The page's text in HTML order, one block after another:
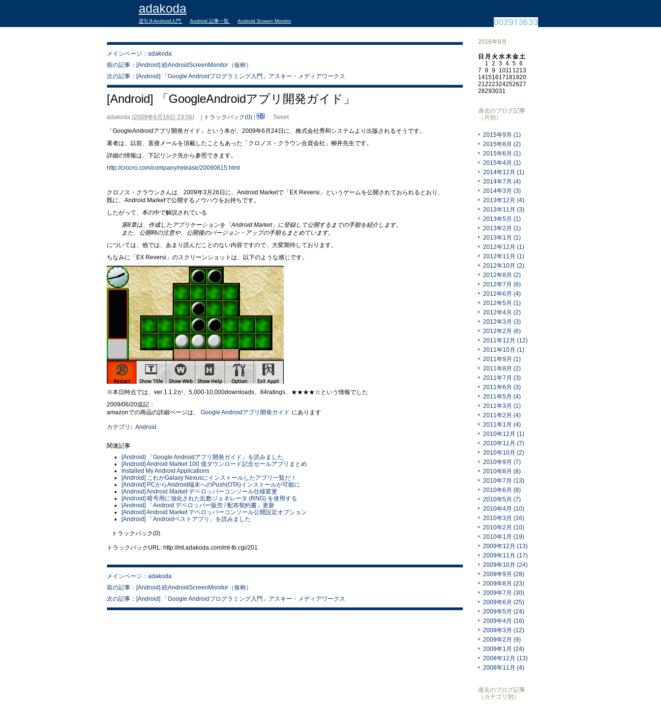
adakoda
逆引きAndroid入門 Android 記事一覧 Android Screen Monitor
メインページ：adakoda
前の記事：[Android] 続AndroidScreenMonitor（仮称）
次の記事：[Android] 「Google Androidプログラミング入門」アスキー・メディアワークス
[Android] 「GoogleAndroidアプリ開発ガイド」
adakoda (2009年6月16日 23:56) トラックバック(0)
Tweet
「GoogleAndroidアプリ開発ガイド」という本が、2009年6月24日に、株式会社秀和システムより出版されるそうです。
著者は、以前、直接メールを頂戴したこともあった「クロノス・クラウン合資会社」柳井先生です。
詳細の情報は、下記リンク先から参照できます。
http://crocro.com/company/release/20090615.html
クロノス・クラウンさんは、2009年3月26日に、Android Marketで「EX Reversi」というゲームを公開されておられるとおり、
既に、Android Marketで公開するノウハウをお持ちです。
したがって、本の中で解説されている
第8章は、作成したアプリケーションを「Android Market」に登録して公開するまでの手順を紹介します。
また、公開時の注意や、公開後のバージョン・アップの手順もまとめています。
については、他では、あまり読んだことのない内容ですので、大変期待しております。
ちなみに「EX Reversi」のスクリーンショットは、以下のような感じです。
※本日時点では、ver 1.1.2が、5,000-10,000downloads、84ratings、★★★★☆という情報でした
2009/06/20追記：
amazonでの商品の詳細ページは、 Google Androidアプリ開発ガイド にあります
カテゴリ : Android
関連記事
[Android] 「Google Androidアプリ開発ガイド」を読みました
[Android] Android Market 100 億ダウンロード記念セールアプリまとめ
Installed My Android Applications
[Android] これがGalaxy Nexusにインストールしたアプリ一覧だ！
[Android] PCからAndroid端末へのPush(OTA)インストールが可能に
[Android] Android Market デベロッパーコンソール仕様変更
[Android] 暗号用に強化された乱数ジェネレータ (RNG) を使用する
[Android] 「Android デベロッパー販売 / 配布契約書」更新
[Android] Android Market デベロッパーコンソール公開設定オプション
[Android] 「Androidベストアプリ」を読みました
トラックバック(0)
トラックバックURL: http://mt.adakoda.com/mt-tb.cgi/201
メインページ：adakoda
前の記事：[Android] 続AndroidScreenMonitor（仮称）
次の記事：[Android] 「Google Androidプログラミング入門」アスキー・メディアワークス
2016年8月
日 月 火 水木金土
1 2 3 4 5 6
7 8 9 1011 1213
14151617181920
21222324252627
28293031
過去のブログ記事
（月別）
2015年9月 (1)
2015年8月 (2)
2015年6月 (1)
2015年4月 (1)
2014年12月 (1)
2014年7月 (4)
2014年3月 (3)
2013年12月 (4)
2013年11月 (3)
2013年5月 (1)
2013年2月 (1)
2013年1月 (1)
2012年12月 (1)
2012年11月 (1)
2012年10月 (2)
2012年8月 (2)
2012年7月 (6)
2012年6月 (4)
2012年5月 (1)
2012年4月 (2)
2012年3月 (3)
2012年2月 (6)
2011年12月 (12)
2011年10月 (1)
2011年9月 (1)
2011年8月 (2)
2011年7月 (3)
2011年6月 (3)
2011年5月 (4)
2011年3月 (1)
2011年2月 (4)
2011年1月 (4)
2010年12月 (1)
2010年11月 (7)
2010年10月 (2)
2010年9月 (7)
2010年8月 (8)
2010年7月 (13)
2010年6月 (8)
2010年5月 (7)
2010年4月 (10)
2010年3月 (16)
2010年2月 (10)
2010年1月 (19)
2009年12月 (13)
2009年11月 (17)
2009年10月 (24)
2009年9月 (28)
2009年8月 (23)
2009年7月 (30)
2009年6月 (25)
2009年5月 (24)
2009年4月 (16)
2009年3月 (12)
2009年2月 (9)
2009年1月 (24)
2008年12月 (13)
2008年11月 (4)
過去のブログ記事
（カテゴリ別）